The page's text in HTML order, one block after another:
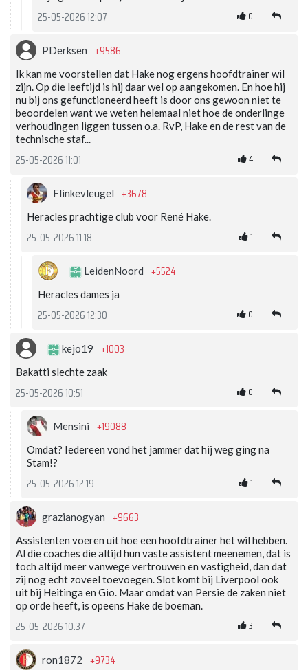
25-05-2026 12:07 0
PDerksen +9586
Ik kan me voorstellen dat Hake nog ergens hoofdtrainer wil
zijn. Op die leeftijd is hij daar wel op aangekomen. En hoe hij
nu bij ons gefunctioneerd heeft is door ons gewoon niet te
beoordelen want we weten helemaal niet hoe de onderlinge
verhoudingen liggen tussen o.a. RvP, Hake en de rest van de
technische staf...
25-05-2026 11:01 4
Flinkevleugel +3678
Heracles prachtige club voor René Hake.
25-05-2026 11:18 1
LeidenNoord +5524
Heracles dames ja
25-05-2026 12:30 0
kejo19 +1003
Bakatti slechte zaak
25-05-2026 10:51 0
Mensini +19088
Omdat? Iedereen vond het jammer dat hij weg ging na
Stam!?
25-05-2026 12:19 1
grazianogyan +9663
Assistenten voeren uit hoe een hoofdtrainer het wil hebben.
Al die coaches die altijd hun vaste assistent meenemen, dat is
toch altijd meer vanwege vertrouwen en vastigheid, dan dat
zij nog echt zoveel toevoegen. Slot komt bij Liverpool ook
uit bij Heitinga en Gio. Maar omdat van Persie de zaken niet
op orde heeft, is opeens Hake de boeman.
25-05-2026 10:37 3
ron1872 +9734